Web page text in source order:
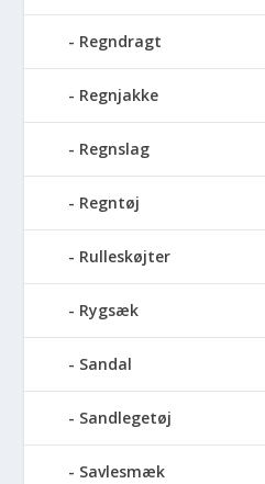
Regndragt
Regnjakke
Regnslag
Regntøj
Rulleskøjter
Rygsæk
Sandal
Sandlegetøj
Savlesmæk